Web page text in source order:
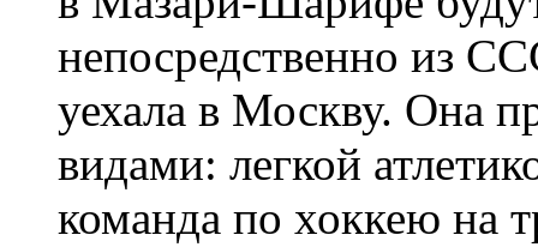
непосредственно из
уехала в Москву. Она
видами: легкой
команда по хоккею на